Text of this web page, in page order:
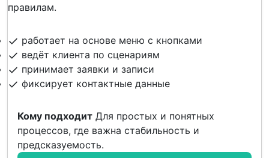
правилам.
работает на основе меню с кнопками
ведёт клиента по сценариям
принимает заявки и записи
фиксирует контактные данные
Кому подходит Для простых и понятных
процессов, где важна стабильность и
предсказуемость.